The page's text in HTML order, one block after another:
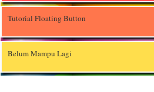
krole..syukur..ramadhan kali ini
sepupu mr krole berbahagia
Akupenghibur.com
alhamdulilah :) tahniah ..tambah
Tutorial Floating Button
Belum Mampu Lagi